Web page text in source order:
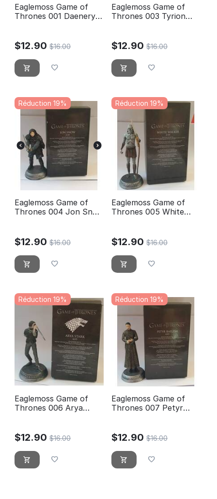
Eaglemoss Game of
Thrones 001 Daenerys
$12.90 $16.00
Eaglemoss Game of
Thrones 003 Tyrion
$12.90 $16.00
Réduction 19%
Eaglemoss Game of
Thrones 004 Jon Snow
$12.90 $16.00
Réduction 19%
Eaglemoss Game of
Thrones 005 White
$12.90 $16.00
Réduction 19%
Eaglemoss Game of
Thrones 006 Arya
$12.90 $16.00
Réduction 19%
Eaglemoss Game of
Thrones 007 Petyr
$12.90 $16.00